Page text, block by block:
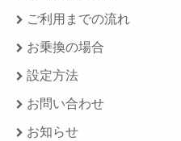
ご利用までの流れ
お乗換の場合
設定方法
お問い合わせ
お知らせ